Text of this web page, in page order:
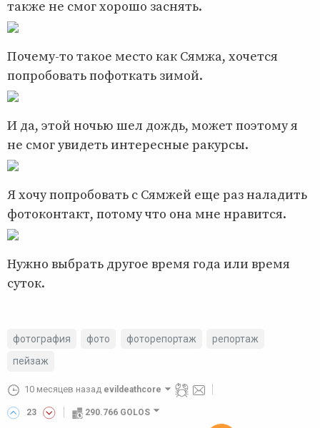
также не смог хорошо заснять.
Почему-то такое место как Сямжа, хочется
попробовать пофоткать зимой.
И да, этой ночью шел дождь, может поэтому я
не смог увидеть интересные ракурсы.
Я хочу попробовать с Сямжей еще раз наладить
фотоконтакт, потому что она мне нравится.
Нужно выбрать другое время года или время
суток.
фотография фото фоторепортаж
репортаж
пейзаж
10 месяцев назад evildeathcore
23 290.766 GOLOS